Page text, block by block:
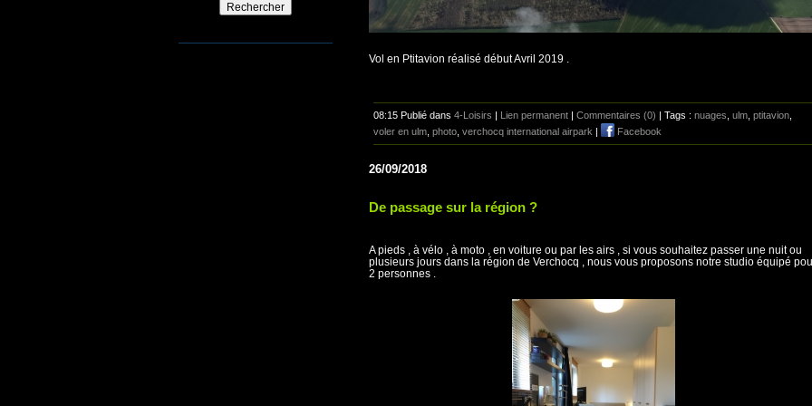
Vol en Ptitavion réalisé début Avril 2019 .
08:15 Publié dans 4-Loisirs | Lien permanent | Commentaires (0) | Tags : nuages ulm ptitavion
voler en ulm photo verchocq international airpark | Facebook
26/09/2018
De passage sur la région ?
A pieds , à vélo , à moto , en voiture ou par les airs , si vous souhaitez passer une nuit ou
plusieurs jours dans la région de Verchocq , nous vous proposons notre studio équipé
2 personnes .